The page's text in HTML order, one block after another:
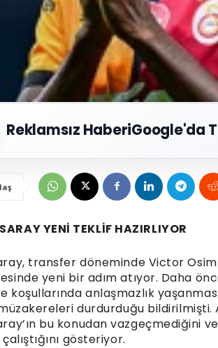
Reklamsız HaberiGoogle'da
YENİ TEKLİF HAZIRLIYOR
transfer döneminde Victor
yeni bir adım atıyor. Daha
koşullarında anlaşmazlık
durdurduğu
bu konudan vazgeçmediğini
gösteriyor.